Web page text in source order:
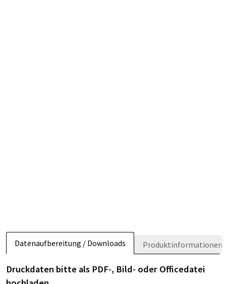
Datenaufbereitung / Downloads Produktinformationen
Druckdaten bitte als PDF-, Bild- oder Officedatei